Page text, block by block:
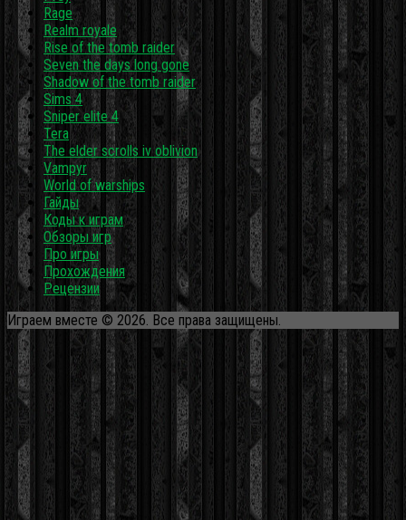
Rage
Realm royale
Rise of the tomb raider
Seven the days long gone
Shadow of the tomb raider
Sims 4
Sniper elite 4
Tera
The elder scrolls iv oblivion
Vampyr
World of warships
Гайды
Коды к играм
Обзоры игр
Про игры
Прохождения
Рецензии
Играем вместе © 2026. Все права защищены.